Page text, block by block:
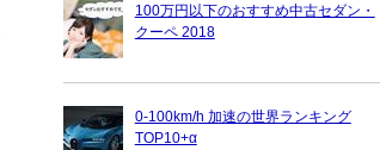
100万円以下のおすすめ中古セダン・
クーペ 2018
0-100km/h 加速の世界ランキング
TOP10+α